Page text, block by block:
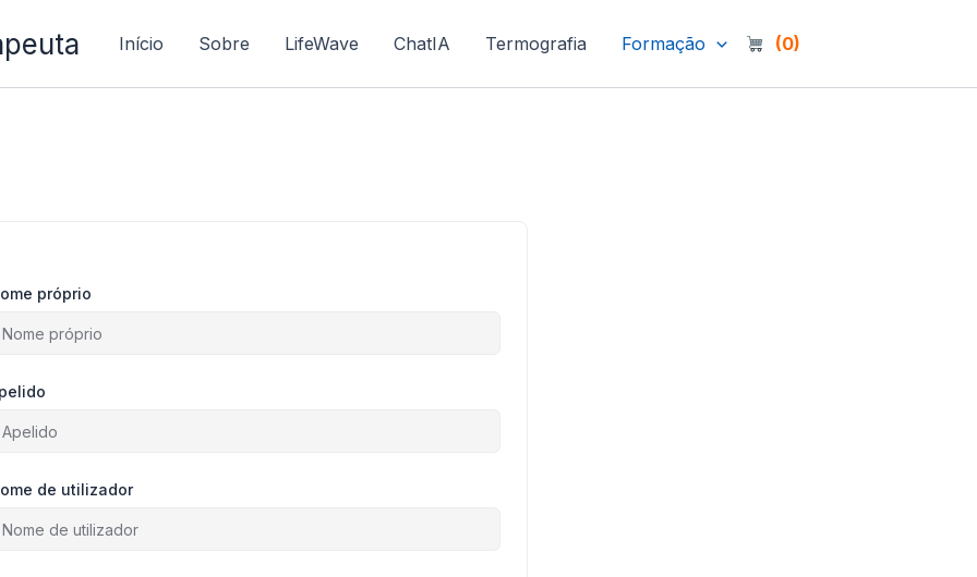
Início Sobre LifeWave ChatIA Termografia Formação (0)
próprio
de utilizador